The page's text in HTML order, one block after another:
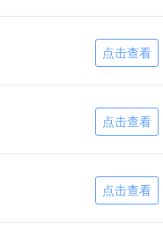
点击查看
点击查看
点击查看